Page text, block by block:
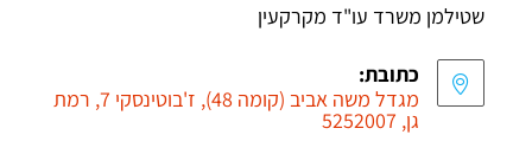
שטילמן משרד עו"ד מקרקעין
כתובת:
מגדל משה אביב (קומה 48), ז'בוטינסקי 7, רמת
גן, 5252007